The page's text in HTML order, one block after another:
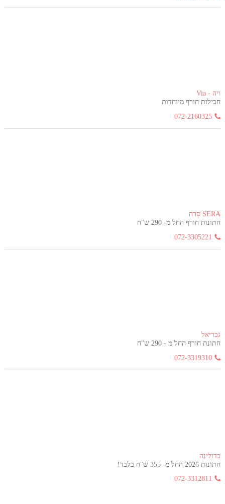
ויה - Via
חבילות חורף מיוחדות
072-2160325
SERA סרה
חתונות חורף החל מ- 290 ש"ח
072-3305221
גבריאל
חתונת חורף החל מ - 290 ש"ח
072-3319310
בדולינה
חתונות 2026 החל מ- 355 ש"ח בלבד!
072-3312811